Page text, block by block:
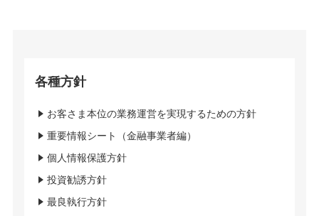
各種方針
お客さま本位の業務運営を実現するための方針
重要情報シート（金融事業者編）
個人情報保護方針
投資勧誘方針
最良執行方針